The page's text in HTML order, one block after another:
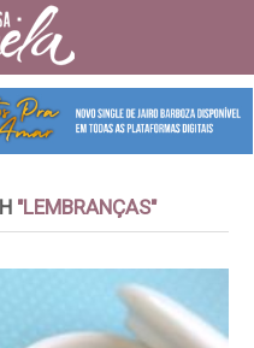
"LEMBRANÇAS"